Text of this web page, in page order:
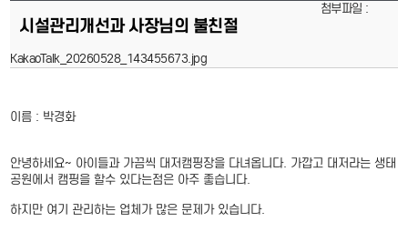
시설관리개선과 사장님의 불친절
첨부파일 :
KakaoTalk_20260528_143455673.jpg
이름 : 박경화
안녕하세요~ 아이들과 가끔씩 대저캠핑장을 다녀옵니다. 가깝고 대저라는 생태
공원에서 캠핑을 할수 있다는점은 아주 좋습니다.
하지만 여기 관리하는 업체가 많은 문제가 있습니다.